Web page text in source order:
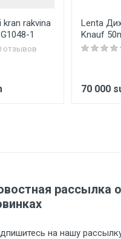
kran rakvina
1
отзывов
Lenta
Knauf
70 000
рассылка
на нашу